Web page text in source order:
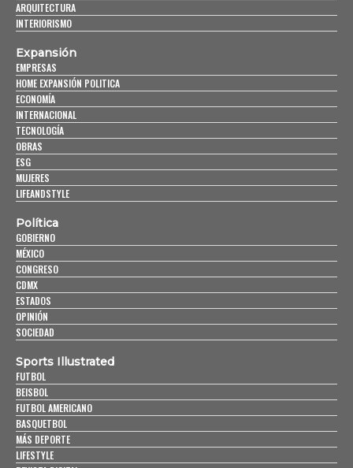
ARQUITECTURA
INTERIORISMO
Expansión
EMPRESAS
HOME EXPANSIÓN POLITICA
ECONOMÍA
INTERNACIONAL
TECNOLOGÍA
OBRAS
ESG
MUJERES
LIFEANDSTYLE
Política
GOBIERNO
MÉXICO
CONGRESO
CDMX
ESTADOS
OPINIÓN
SOCIEDAD
Sports Illustrated
FUTBOL
BEISBOL
FUTBOL AMERICANO
BASQUETBOL
MÁS DEPORTE
LIFESTYLE